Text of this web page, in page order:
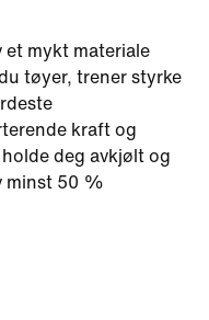
et mykt materiale
tøyer, trener styrke
kraft og
deg avkjølt og
minst 50 %